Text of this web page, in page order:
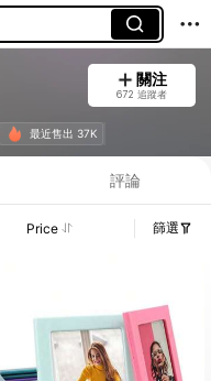
關注
672 追蹤者
最近售出 37K
評論
Price 篩選